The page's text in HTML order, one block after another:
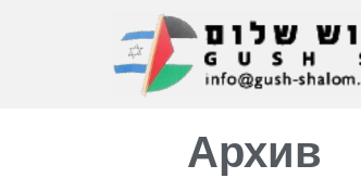
Архив